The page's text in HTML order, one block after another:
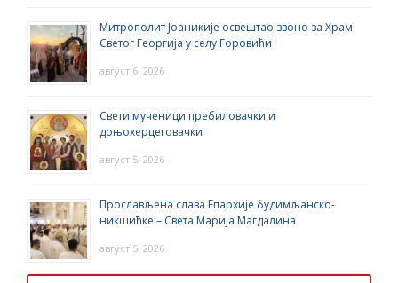
Митрополит Јоаникије освештао звоно за Храм
Светог Георгија у селу Горовићи
август 6, 2026
Свети мученици пребиловачки и
доњохерцеговачки
август 5, 2026
Прослављена слава Епархије будимљанско-
никшићке – Света Марија Магдалина
август 5, 2026